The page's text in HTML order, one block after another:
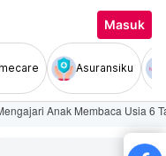
Masuk
Asuransiku
Anak Membaca Usia 6